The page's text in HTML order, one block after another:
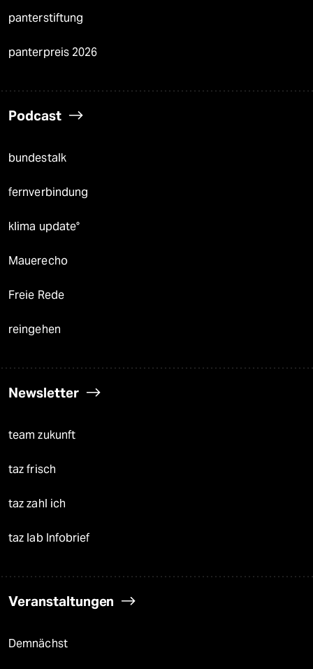
panterstiftung
panterpreis 2026
Podcast
bundestalk
fernverbindung
klima update°
Mauerecho
Freie Rede
reingehen
Newsletter
team zukunft
taz frisch
taz zahl ich
taz lab Infobrief
Veranstaltungen
Demnächst